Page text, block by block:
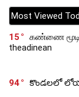
Most Viewed
15
கண்ணை
theadinean
94 కొండలలో